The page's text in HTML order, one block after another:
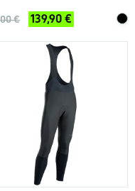
€ 139,90 €